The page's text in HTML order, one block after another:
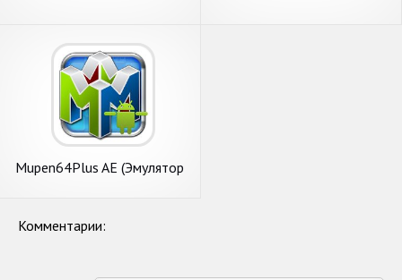
Mupen64Plus AE (Эмулятор
Комментарии: